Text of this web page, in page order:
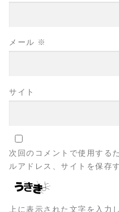
メール ※
サイト
次回のコメントで使用する
ルアドレス、サイトを保存す
上に表示された文字を入力